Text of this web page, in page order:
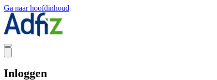
Ga naar hoofdinhoud
Inloggen